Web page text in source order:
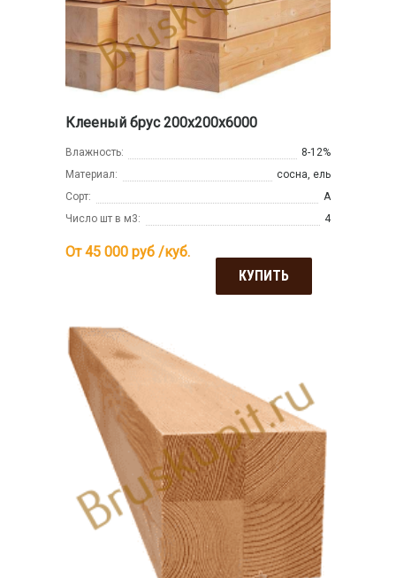
Клееный брус 200х200х6000
Влажность:
8-12%
Материал:
сосна, ель
Сорт:
А
Число шт в м3:
4
От 45 000 руб /куб.
КУПИТЬ